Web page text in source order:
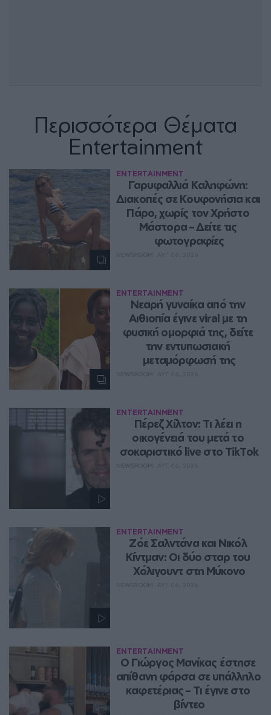
Περισσότερα Θέματα
Entertainment
ENTERTAINMENT
Γαρυφαλλιά Καληφώνη:
Διακοπές σε Κουφονήσια και
Πάρο, χωρίς τον Χρήστο
Μάστορα – Δείτε τις
φωτογραφίες
ENTERTAINMENT
Νεαρή γυναίκα από την
Αιθιοπία έγινε viral με τη
φυσική ομορφιά της, δείτε
την εντυπωσιακή
μεταμόρφωσή της
ENTERTAINMENT
Πέρεζ Χίλτον: Τι λέει η
οικογένειά του μετά το
σοκαριστικό live στο TikTok
ENTERTAINMENT
Ζόε Σαλντάνα και Νικόλ
Κίντμαν: Οι δύο σταρ του
Χόλιγουντ στη Μύκονο
ENTERTAINMENT
Ο Γιώργος Μανίκας έστησε
απίθανη φάρσα σε υπάλληλο
καφετέριας – Τι έγινε στο
βίντεο